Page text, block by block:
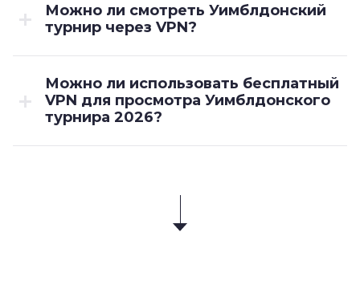
Можно ли смотреть Уимблдонский
турнир через VPN?
Можно ли использовать бесплатный
VPN для просмотра Уимблдонского
турнира 2026?